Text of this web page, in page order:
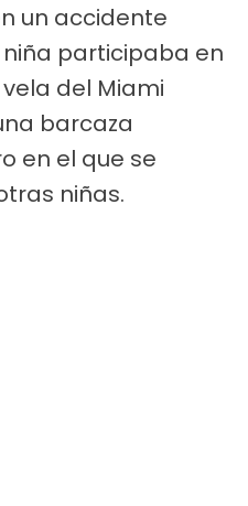
un accidente
niña participaba en
del Miami
barcaza
en el que se
niñas.